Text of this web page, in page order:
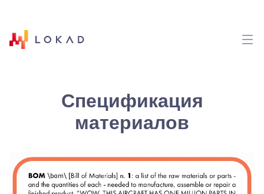
Спецификация
материалов